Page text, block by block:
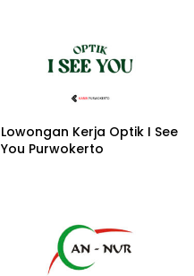
Lowongan Kerja Optik I See
You Purwokerto